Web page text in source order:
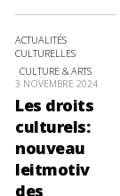
ACTUALITÉS
CULTURELLES
CULTURE & ARTS
3 NOVEMBRE 2024
Les droits
culturels:
nouveau
leitmotiv
des